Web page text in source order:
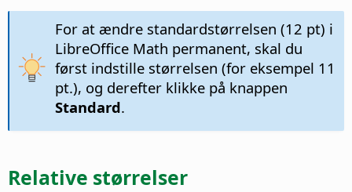
For at ændre standardstørrelsen (12 pt) i
LibreOffice Math permanent, skal du
først indstille størrelsen (for eksempel 11
pt.), og derefter klikke på knappen
Standard.
Relative størrelser